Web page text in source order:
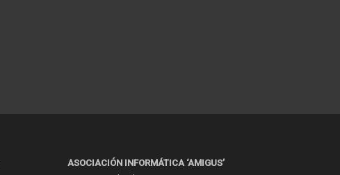
ASOCIACIÓN INFORMÁTICA ‘AMIGUS’